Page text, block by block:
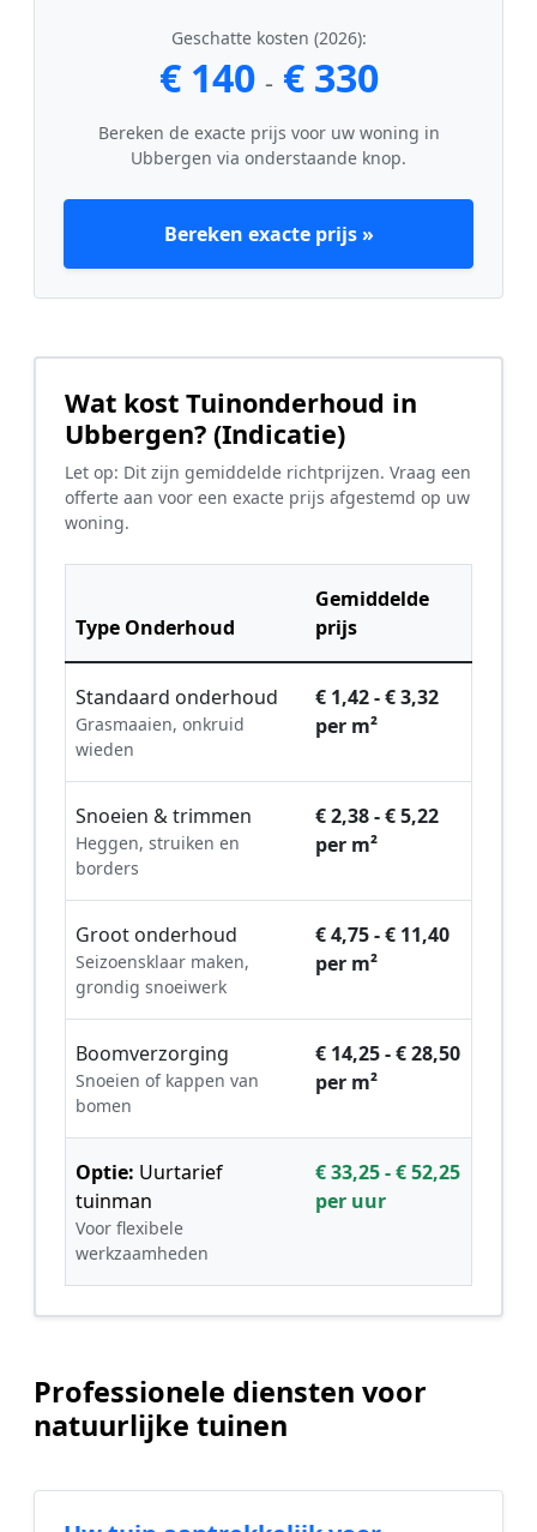
Geschatte kosten (2026):
€ 140 - € 330
Bereken de exacte prijs voor uw woning in
Ubbergen via onderstaande knop.
Bereken exacte prijs »
Wat kost Tuinonderhoud in
Ubbergen? (Indicatie)
Let op: Dit zijn gemiddelde richtprijzen. Vraag een
offerte aan voor een exacte prijs afgestemd op uw
woning.
Type Onderhoud
Gemiddelde
prijs
Standaard onderhoud
Grasmaaien, onkruid
wieden
€ 1,42 - € 3,32
per m²
Snoeien & trimmen
Heggen, struiken en
borders
€ 2,38 - € 5,22
per m²
Groot onderhoud
Seizoensklaar maken,
grondig snoeiwerk
€ 4,75 - € 11,40
per m²
Boomverzorging
Snoeien of kappen van
bomen
€ 14,25 - € 28,50
per m²
Optie: Uurtarief
tuinman
Voor flexibele
werkzaamheden
€ 33,25 - € 52,25
per uur
Professionele diensten voor
natuurlijke tuinen